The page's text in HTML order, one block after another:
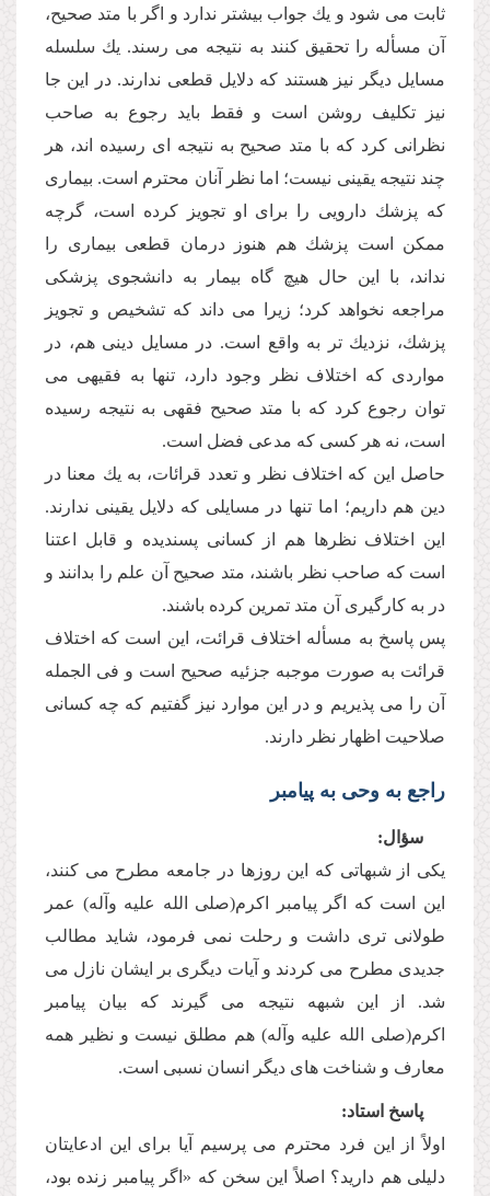
ثابت مى شود و یك جواب بیشتر ندارد و اگر با متد صحیح،
آن مسأله را تحقیق كنند به نتیجه مى رسند. یك سلسله
مسایل دیگر نیز هستند كه دلایل قطعى ندارند. در این جا
نیز تكلیف روشن است و فقط باید رجوع به صاحب
نظرانى كرد كه با متد صحیح به نتیجه اى رسیده اند، هر
چند نتیجه یقینى نیست؛ اما نظر آنان محترم است. بیمارى
كه پزشك دارویى را براى او تجویز كرده است، گرچه
ممكن است پزشك هم هنوز درمان قطعى بیمارى را
نداند، با این حال هیچ گاه بیمار به دانشجوى پزشكى
مراجعه نخواهد كرد؛ زیرا مى داند كه تشخیص و تجویز
پزشك، نزدیك تر به واقع است. در مسایل دینى هم، در
مواردى كه اختلاف نظر وجود دارد، تنها به فقیهى مى
توان رجوع كرد كه با متد صحیح فقهى به نتیجه رسیده
است، نه هر كسى كه مدعى فضل است.
حاصل این كه اختلاف نظر و تعدد قرائات، به یك معنا در
دین هم داریم؛ اما تنها در مسایلى كه دلایل یقینى ندارند.
این اختلاف نظرها هم از كسانى پسندیده و قابل اعتنا
است كه صاحب نظر باشند، متد صحیح آن علم را بدانند و
در به كارگیرى آن متد تمرین كرده باشند.
پس پاسخ به مسأله اختلاف قرائت، این است كه اختلاف
قرائت به صورت موجبه جزئیه صحیح است و فى الجمله
آن را مى پذیریم و در این موارد نیز گفتیم كه چه كسانى
صلاحیت اظهار نظر دارند.
راجع به وحی به پیامبر
سؤال:
یكى از شبهاتى كه این روزها در جامعه مطرح مى كنند،
این است كه اگر پیامبر اكرم(صلى الله علیه وآله) عمر
طولانى ترى داشت و رحلت نمى فرمود، شاید مطالب
جدیدى مطرح مى كردند و آیات دیگرى بر ایشان نازل مى
شد. از این شبهه نتیجه مى گیرند كه بیان پیامبر
اكرم(صلى الله علیه وآله) هم مطلق نیست و نظیر همه
معارف و شناخت هاى دیگر انسان نسبى است.
پاسخ استاد:
اولاً از این فرد محترم مى پرسیم آیا براى این ادعایتان
دلیلى هم دارید؟ اصلاً این سخن كه «اگر پیامبر زنده بود،